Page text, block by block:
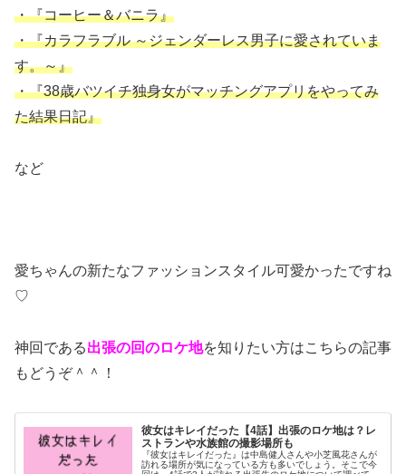
・『コーヒー＆バニラ』
・『カラフラブル ～ジェンダーレス男子に愛されていま
す。～』
・『38歳バツイチ独身女がマッチングアプリをやってみ
た結果日記』
など
愛ちゃんの新たなファッションスタイル可愛かったですね
♡
神回である出張の回のロケ地を知りたい方はこちらの記事
もどうぞ＾＾！
彼女はキレイだった【4話】出張のロケ地は？レ
ストランや水族館の撮影場所も
『彼女はキレイだった』は中島健人さんや小芝風花さんが
訪れる場所が気になっている方も多いでしょう。そこで今